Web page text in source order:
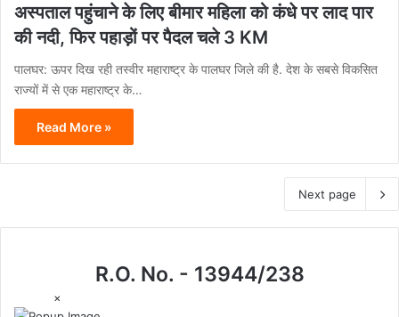
अस्पताल पहुंचाने के लिए बीमार महिला को कंधे पर लाद पार
की नदी, फिर पहाड़ों पर पैदल चले 3 KM
पालघर: ऊपर दिख रही तस्वीर महाराष्ट्र के पालघर जिले की है. देश के सबसे विकसित
राज्यों में से एक महाराष्ट्र के…
Read More »
Next page
R.O. No. - 13944/238
×